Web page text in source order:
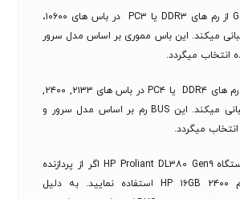
در Gen۶,Gen۷,Gen۸ از رم های DDR۳ یا PC۳ در باس های ۱۰۶۰۰،
۱۴۹۰۰ پشتیبانی میکند. این باس مموری بر اساس مدل سرور
در Gen۹ , Gen۱۰ از رم های DDR۴ یا PC۴ در باس های ۲۱۳۳, ۲۴۰۰,
۲۶۶۶, ۲۹۳۳ پشتیبانی میکند. این BUS رم بر اساس مدل سرور و
به طور مثال در دستگاه HP Proliant DL۳۸۰ Gen۹ اگر از پردازنده
E۵-۲۶۲۰ V۴ و رم HP ۱۶GB ۲۴۰۰ استفاده نمایید. به دلیل